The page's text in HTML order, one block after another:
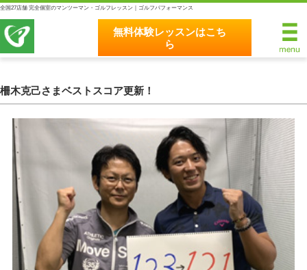
全国27店舗 完全個室のマンツーマン・ゴルフレッスン｜ゴルフパフォーマンス
無料体験レッスンはこち
ら
無料体験レッスンはこちら
完全個室マンツーマンレッスン
統一されたレッスン理論
最新のスイング解析システム
独自のコースティーチング
柵木克己さまベストスコア更新！